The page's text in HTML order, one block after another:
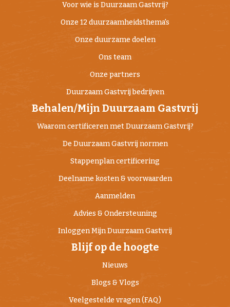
Voor wie is Duurzaam Gastvrij?
Onze 12 duurzaamheidsthema's
Onze duurzame doelen
Ons team
Onze partners
Duurzaam Gastvrij bedrijven
Behalen/Mijn Duurzaam Gastvrij
Waarom certificeren met Duurzaam Gastvrij?
De Duurzaam Gastvrij normen
Stappenplan certificering
Deelname kosten & voorwaarden
Aanmelden
Advies & Ondersteuning
Inloggen Mijn Duurzaam Gastvrij
Blijf op de hoogte
Nieuws
Blogs & Vlogs
Veelgestelde vragen (FAQ)